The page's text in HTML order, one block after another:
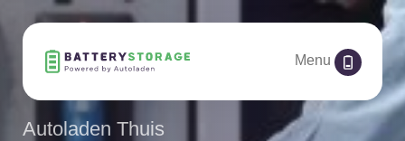
Menu
Autoladen Thuis